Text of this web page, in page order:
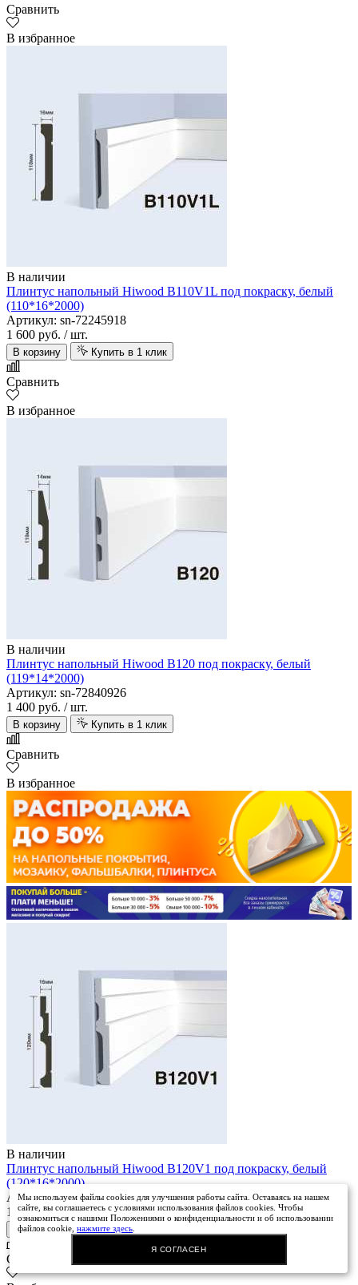
Сравнить
В избранное
В наличии
Плинтус напольный Hiwood B110V1L под покраску, белый
(110*16*2000)
Артикул: sn-72245918
1 600 руб. / шт.
В корзину Купить в 1 клик
Сравнить
В избранное
В наличии
Плинтус напольный Hiwood B120 под покраску, белый
(119*14*2000)
Артикул: sn-72840926
1 400 руб. / шт.
В корзину Купить в 1 клик
Сравнить
В избранное
В наличии
Плинтус напольный Hiwood B120V1 под покраску, белый
(120*16*2000)
Артикул: sn-72248644
1 600 руб. / шт.
В корзину Купить в 1 клик
Сравнить
Мы используем файлы cookies для улучшения работы сайта. Оставаясь на нашем
сайте, вы соглашаетесь с условиями использования файлов cookies. Чтобы
ознакомиться с нашими Положениями о конфиденциальности и об использовании
файлов cookie,нажмите здесь
Я СОГЛАСЕН